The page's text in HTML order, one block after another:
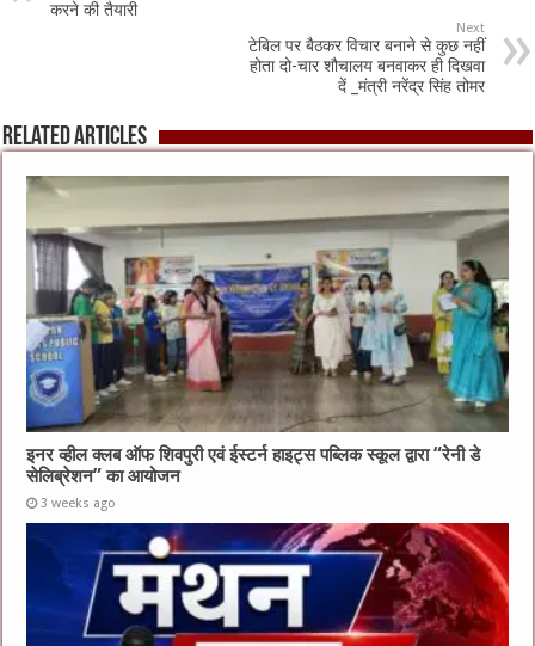
करने की तैयारी
Next
टेबिल पर बैठकर विचार बनाने से कुछ नहीं
होता दो-चार शौचालय बनवाकर ही दिखवा
दें _मंत्री नरेंद्र सिंह तोमर
Related Articles
इनर व्हील क्लब ऑफ शिवपुरी एवं ईस्टर्न हाइट्स पब्लिक स्कूल द्वारा “रेनी डे
सेलिब्रेशन” का आयोजन
3 weeks ago